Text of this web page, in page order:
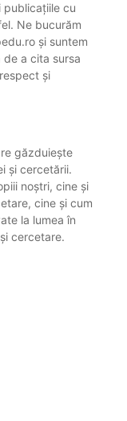
publicațiile cu
Ne bucurăm
și suntem
a cita sursa
și
găzduiește
și cercetării.
noștri, cine și
cine și cum
la lumea în
cercetare.